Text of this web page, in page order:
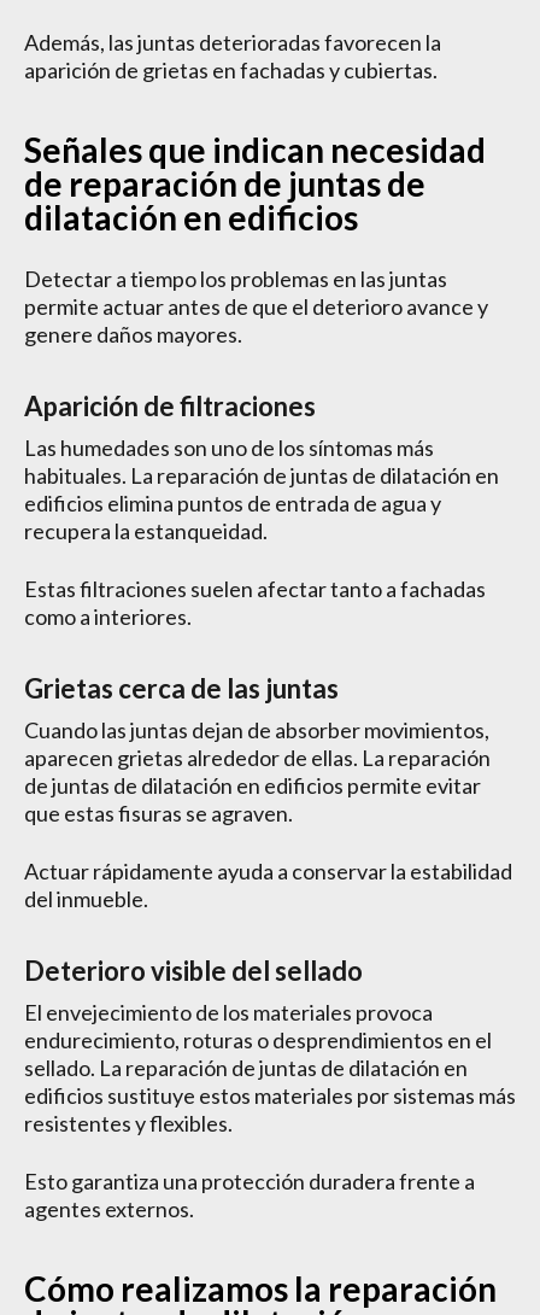
Además, las juntas deterioradas favorecen la
aparición de grietas en fachadas y cubiertas.
Señales que indican necesidad
de reparación de juntas de
dilatación en edificios
Detectar a tiempo los problemas en las juntas
permite actuar antes de que el deterioro avance y
genere daños mayores.
Aparición de filtraciones
Las humedades son uno de los síntomas más
habituales. La reparación de juntas de dilatación en
edificios elimina puntos de entrada de agua y
recupera la estanqueidad.
Estas filtraciones suelen afectar tanto a fachadas
como a interiores.
Grietas cerca de las juntas
Cuando las juntas dejan de absorber movimientos,
aparecen grietas alrededor de ellas. La reparación
de juntas de dilatación en edificios permite evitar
que estas fisuras se agraven.
Actuar rápidamente ayuda a conservar la estabilidad
del inmueble.
Deterioro visible del sellado
El envejecimiento de los materiales provoca
endurecimiento, roturas o desprendimientos en el
sellado. La reparación de juntas de dilatación en
edificios sustituye estos materiales por sistemas más
resistentes y flexibles.
Esto garantiza una protección duradera frente a
agentes externos.
Cómo realizamos la reparación